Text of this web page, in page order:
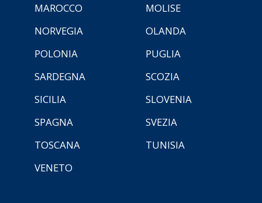
MAROCCO
MOLISE
NORVEGIA
OLANDA
POLONIA
PUGLIA
SARDEGNA
SCOZIA
SICILIA
SLOVENIA
SPAGNA
SVEZIA
TOSCANA
TUNISIA
VENETO